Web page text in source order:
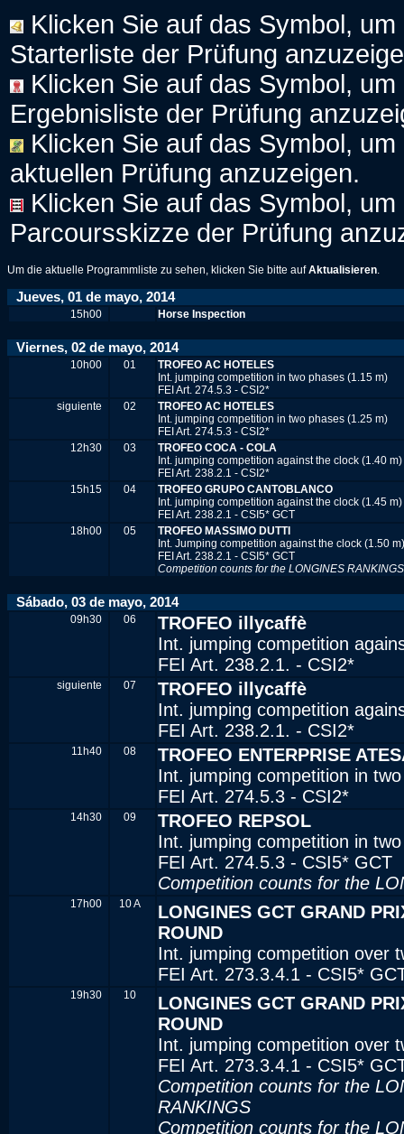
Klicken Sie auf das Symbol,
Starterliste der Prüfung
Klicken Sie auf das Symbol,
Ergebnisliste der Prüfung
Klicken Sie auf das Symbol,
aktuellen Prüfung anzuzeigen.
Klicken Sie auf das Symbol,
Parcoursskizze der Prüfung
Um die aktuelle Programmliste zu sehen, klicken Sie bitte aufAktualisieren.
Jueves, 01 de mayo, 2014
15h00 Horse Inspection
Viernes, 02 de mayo, 2014
10h00 01
TROFEO AC HOTELES
Int. jumping competition in two phases (1.15 m)
FEI Art. 274.5.3 - CSI2*
siguiente
02
TROFEO AC HOTELES
Int. jumping competition in two phases (1.25 m)
FEI Art. 274.5.3 - CSI2*
12h30
03
TROFEO COCA - COLA
Int. jumping competition against the clock (1.40 m)
FEI Art. 238.2.1 - CSI2*
15h15
04
TROFEO GRUPO CANTOBLANCO
Int. jumping competition against the clock (1.45 m)
FEI Art. 238.2.1 - CSI5* GCT
18h00
05
TROFEO MASSIMO DUTTI
Int. Jumping competition against the clock (1.50 m)
FEI Art. 238.2.1 - CSI5* GCT
Competition counts for the LONGINES RANKINGS
Sábado, 03 de mayo, 2014
09h30 06
TROFEO illycaffè
Int. jumping competition
FEI Art. 238.2.1. - CSI2*
siguiente 07
TROFEO illycaffè
Int. jumping competition
FEI Art. 238.2.1. - CSI2*
11h40 08
TROFEO ENTERPRISE
Int. jumping competition in
FEI Art. 274.5.3 - CSI2*
14h30 09 TROFEO REPSOL
Int. jumping competition in
FEI Art. 274.5.3 - CSI5* GCT
Competition counts for the
17h00 10 A
LONGINES GCT GRAND
ROUND
Int. jumping competition over
FEI Art. 273.3.4.1 - CSI5*
19h30 10
LONGINES GCT GRAND
ROUND
Int. jumping competition over
FEI Art. 273.3.4.1 - CSI5*
Competition counts for the
RANKINGS
Competition counts for the